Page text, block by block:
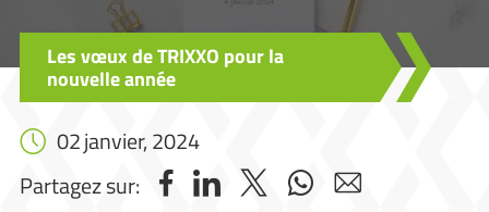
Les vœux de TRIXXO pour la
nouvelle année
02 janvier, 2024
Partagez sur: